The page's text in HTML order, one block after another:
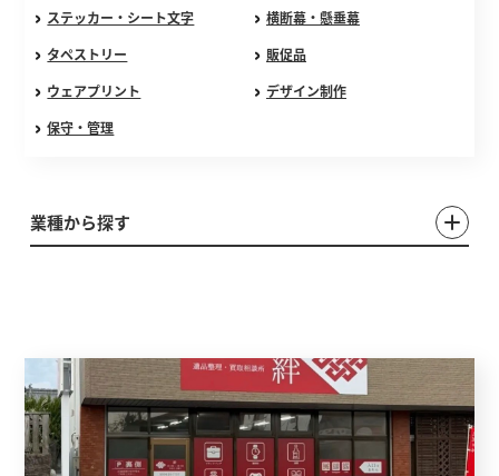
ステッカー・シート文字
横断幕・懸垂幕
タペストリー
販促品
ウェアプリント
デザイン制作
保守・管理
業種から探す